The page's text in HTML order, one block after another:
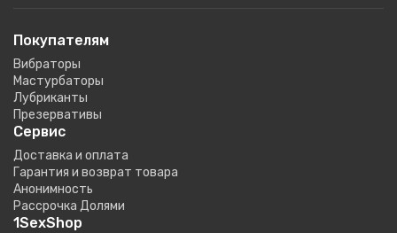
Покупателям
Вибраторы
Мастурбаторы
Лубриканты
Презервативы
Сервис
Доставка и оплата
Гарантия и возврат товара
Анонимность
Рассрочка Долями
1SexShop